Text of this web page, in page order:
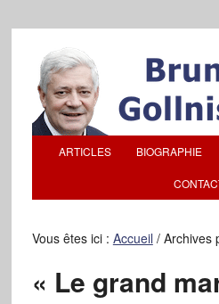
ARTICLES BIOGRAPHIE
Vous êtes ici : Accueil /Archives
« Le grand